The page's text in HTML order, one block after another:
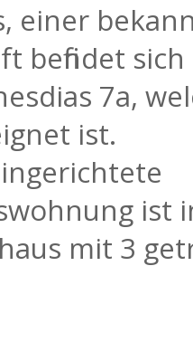
einer
befindet
7a,
ist.
ist
mit 3